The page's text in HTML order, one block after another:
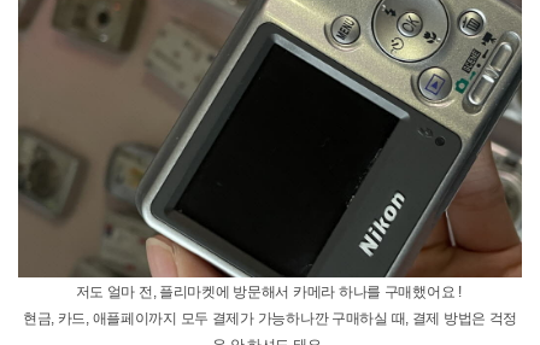
저녁노을이 지는 타이밍에 맞혀서 가시면 꽤 좋은 선셋을 볼 수도 있어서 저녁쯤에
방문하시는 것을 추천해요!
중간중간 앉아서 쉴 수도 있고, 여유를 만끽할 수도 있는 공간들이 많아요.
위에 올라가서 사진도 찍을 수 있으니깐 무척 더운 여름에 방문하시는 것만 아니면
꼭 브루클린 브릿지는 한 번 걸어보세요!
브루클린에 있는 카페는 Butler와 devocion을 추천해 볼게요!
시티에도 있는 카페인데, 원두가 고소해서 산미 있는 커피보다 고소한 커피를 좋아
하신다면 브루클린에 올라가시기 전에 커피 한 잔 하고 가시면 좋을 것 같아요.
브루클린에는 쇼핑하기 좋은 곳들도 많이 있어요!
슈프림 그리고 가니와 같이 다양한 가게들이 있습니다.